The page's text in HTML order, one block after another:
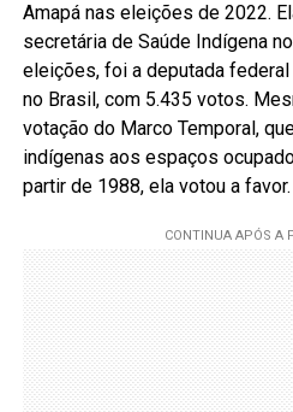
Amapá nas eleições de 2022.
secretária de Saúde Indígena
eleições, foi a deputada
no Brasil, com 5.435 votos.
votação do Marco Temporal,
indígenas aos espaços
partir de 1988, ela votou a favor.